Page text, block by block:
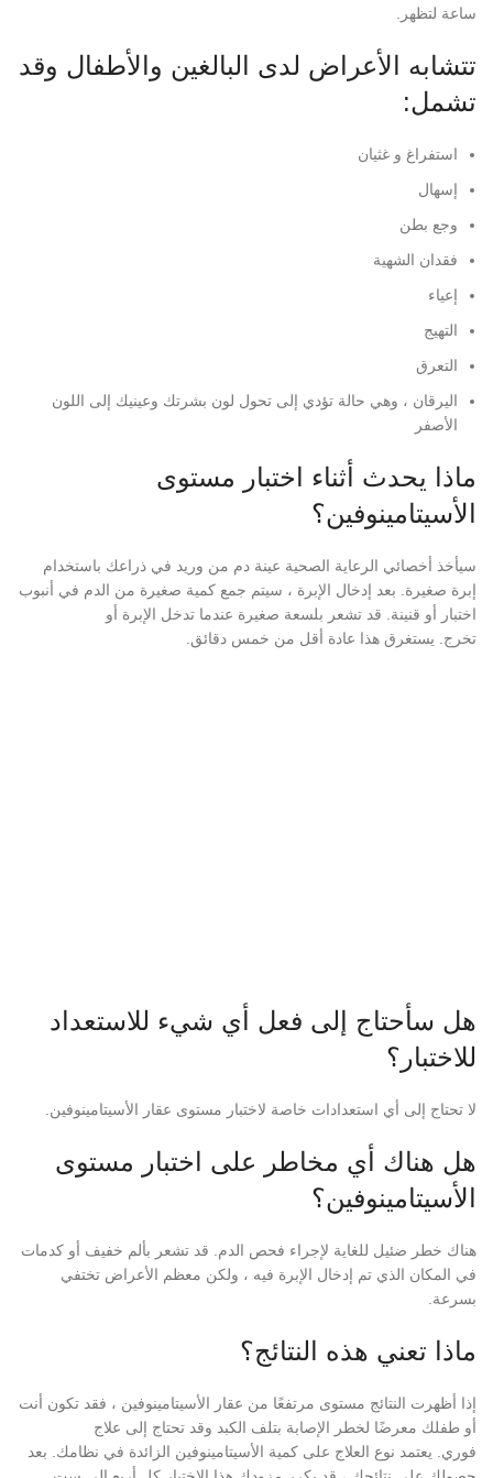
ساعة لتظهر.
تتشابه الأعراض لدى البالغين والأطفال وقد
تشمل:
استفراغ و غثيان
إسهال
وجع بطن
فقدان الشهية
إعياء
التهيج
التعرق
اليرقان ، وهي حالة تؤدي إلى تحول لون بشرتك وعينيك إلى اللون
الأصفر
ماذا يحدث أثناء اختبار مستوى
الأسيتامينوفين؟
سيأخذ أخصائي الرعاية الصحية عينة دم من وريد في ذراعك باستخدام
إبرة صغيرة. بعد إدخال الإبرة ، سيتم جمع كمية صغيرة من الدم في أنبوب
اختبار أو قنينة. قد تشعر بلسعة صغيرة عندما تدخل الإبرة أو
تخرج. يستغرق هذا عادة أقل من خمس دقائق.
هل سأحتاج إلى فعل أي شيء للاستعداد
للاختبار؟
لا تحتاج إلى أي استعدادات خاصة لاختبار مستوى عقار الأسيتامينوفين.
هل هناك أي مخاطر على اختبار مستوى
الأسيتامينوفين؟
هناك خطر ضئيل للغاية لإجراء فحص الدم. قد تشعر بألم خفيف أو كدمات
في المكان الذي تم إدخال الإبرة فيه ، ولكن معظم الأعراض تختفي
بسرعة.
ماذا تعني هذه النتائج؟
إذا أظهرت النتائج مستوى مرتفعًا من عقار الأسيتامينوفين ، فقد تكون أنت
أو طفلك معرضًا لخطر الإصابة بتلف الكبد وقد تحتاج إلى علاج
فوري. يعتمد نوع العلاج على كمية الأسيتامينوفين الزائدة في نظامك. بعد